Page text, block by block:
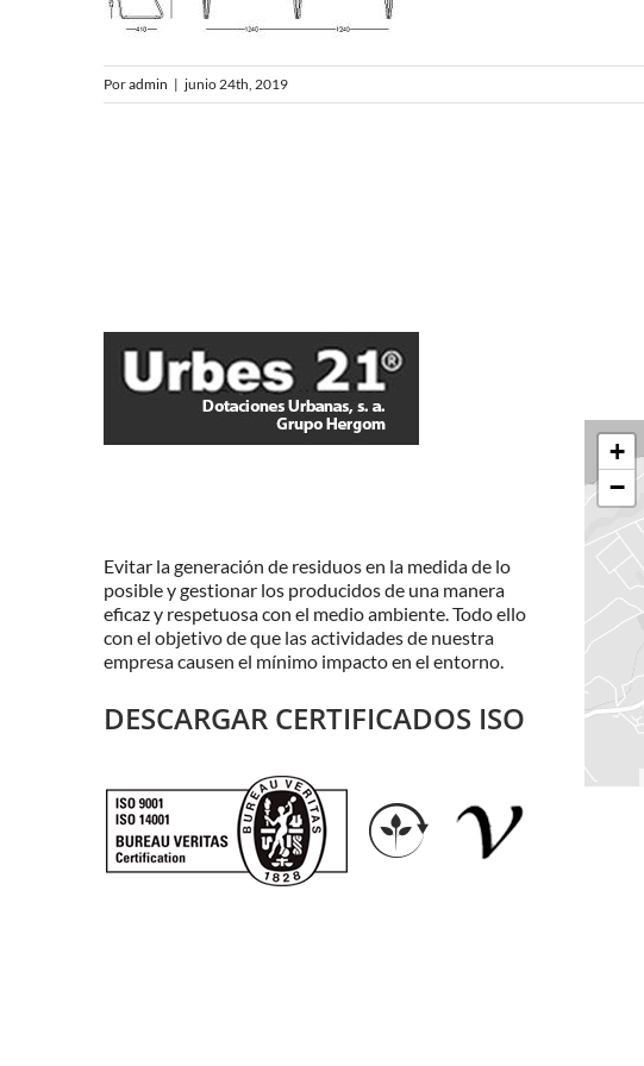
Poradmin | junio 24th, 2019
Evitar la generación de residuos en la medida de lo
posible y gestionar los producidos de una manera
eficaz y respetuosa con el medio ambiente. Todo ello
con el objetivo de que las actividades de nuestra
empresa causen el mínimo impacto en el entorno.
DESCARGAR CERTIFICADOS ISO
+
−